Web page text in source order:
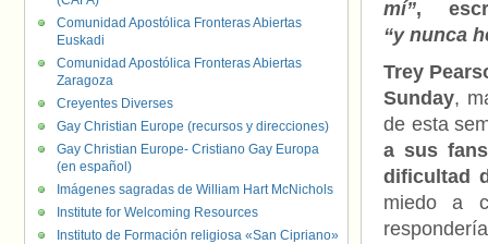
mí”,
“y nunca
Trey
Sunday,
de esta
a sus fans
dificultad
miedo a
Comunidad Apostólica Fronteras Abiertas
Euskadi
Comunidad Apostólica Fronteras Abiertas
Zaragoza
Creyentes Diverses
Gay Christian Europe (recursos y direcciones)
Gay Christian Europe- Cristiano Gay Europa
(en español)
Imágenes sagradas de William Hart McNichols
Institute for Welcoming Resources
Instituto de Formación religiosa «San Cipriano»